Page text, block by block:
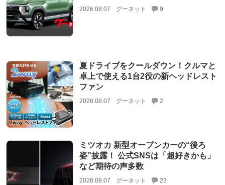
2026.08.07 グーネット 9
夏ドライブをクールダウン！クルマと
卓上で使える1台2役の新ヘッドレスト
ファン
2026.08.07 グーネット 2
ミツオカ 新型オープンカーの“後ろ
姿”披露！ 公式SNSは「超好きかも」
など期待の声多数
2026.08.07 グーネット 23